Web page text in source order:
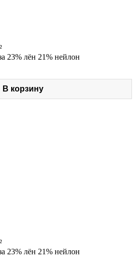
23% лён 21% нейлон
В корзину
23% лён 21% нейлон